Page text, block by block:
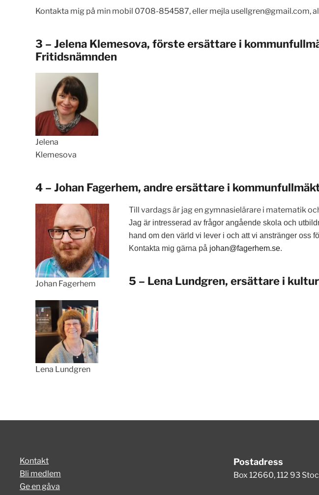
Kontakta mig på min mobil 0708-854587, eller mejla usellgren@gmail.com,
3 – Jelena Klemesova, förste ersättare i
Fritidsnämnden
Jelena
Klemesova
4 – Johan Fagerhem, andre ersättare i
Johan Fagerhem
Till vardags är jag en gymnasielärare i matematik
Jag är intresserad av frågor angående skola och
hand om den värld vi lever i och att vi anstränger oss
Kontakta mig gärna på johan@fagerhem.se.
5 – Lena Lundgren, ersättare i
Lena Lundgren
Kontakt
Bli medlem
Ge en gåva
Postadress
Box 12660, 112 93